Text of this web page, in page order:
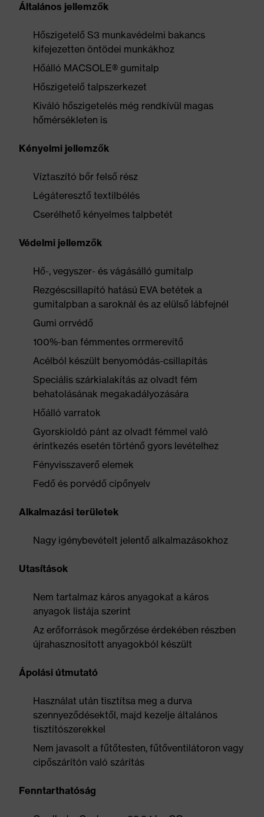
Általános jellemzők
Hőszigetelő S3 munkavédelmi bakancs
kifejezetten öntödei munkákhoz
Hőálló MACSOLE® gumitalp
Hőszigetelő talpszerkezet
Kiváló hőszigetelés még rendkívül magas
hőmérsékleten is
Kényelmi jellemzők
Víztaszító bőr felső rész
Légáteresztő textilbélés
Cserélhető kényelmes talpbetét
Védelmi jellemzők
Hő-, vegyszer- és vágásálló gumitalp
Rezgéscsillapító hatású EVA betétek a
gumitalpban a saroknál és az elülső lábfejnél
Gumi orrvédő
100%-ban fémmentes orrmerevítő
Acélból készült benyomódás-csillapítás
Speciális szárkialakítás az olvadt fém
behatolásának megakadályozására
Hőálló varratok
Gyorskioldó pánt az olvadt fémmel való
érintkezés esetén történő gyors levételhez
Fényvisszaverő elemek
Fedő és porvédő cipőnyelv
Alkalmazási területek
Nagy igénybevételt jelentő alkalmazásokhoz
Utasítások
Nem tartalmaz káros anyagokat a káros
anyagok listája szerint
Az erőforrások megőrzése érdekében részben
újrahasznosított anyagokból készült
Ápolási útmutató
Használat után tisztítsa meg a durva
szennyeződésektől, majd kezelje általános
tisztítószerekkel
Nem javasolt a fűtőtesten, fűtőventilátoron vagy
cipőszárítón való szárítás
Fenntarthatóság